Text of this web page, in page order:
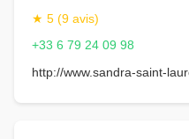
★ 5 (9 avis)
+33 6 79 24 09 98
http://www.sandra-saint-